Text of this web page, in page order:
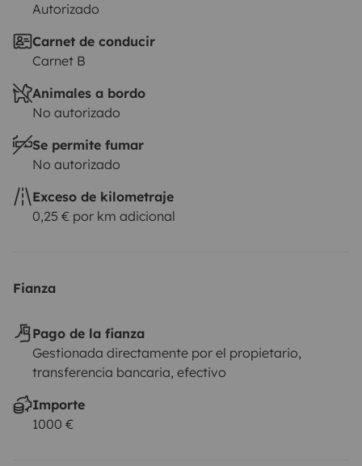
Autorizado
Carnet de conducir
Carnet B
Animales a bordo
No autorizado
Se permite fumar
No autorizado
Exceso de kilometraje
0,25 € por km adicional
Fianza
Pago de la fianza
Gestionada directamente por el propietario,
transferencia bancaria, efectivo
Importe
1000 €